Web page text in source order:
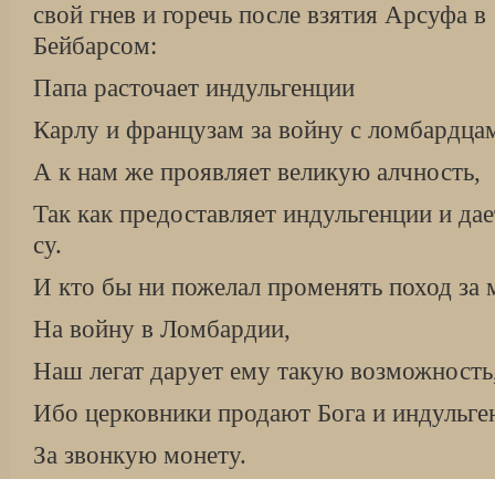
свой гнев и горечь после взятия Арсуфа
Бейбарсом:
Папа расточает индульгенции
Карлу и французам за войну с
А к нам же проявляет великую алчность,
Так как предоставляет индульгенции и
су.
И кто бы ни пожелал променять поход за
На войну в Ломбардии,
Наш легат дарует ему такую
Ибо церковники продают Бога и
За звонкую монету.